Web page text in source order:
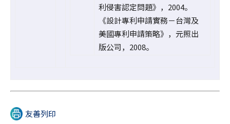
利侵害認定問題》，2004。
《設計專利申請實務－台灣及
美國專利申請策略》，元照出
版公司，2008。
友善列印